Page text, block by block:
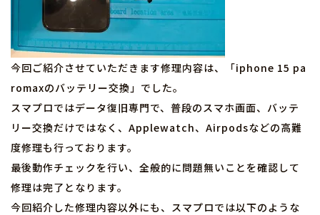
今回ご紹介させていただきます修理内容は、「iphone 15 pa
romaxのバッテリー交換」でした。
スマプロではデータ復旧専門で、普段のスマホ画面、バッテ
リー交換だけではなく、Applewatch、Airpodsなどの高難
度修理も行っております。
最後動作チェックを行い、全般的に問題無いことを確認して
修理は完了となります。
今回紹介した修理内容以外にも、スマプロでは以下のような